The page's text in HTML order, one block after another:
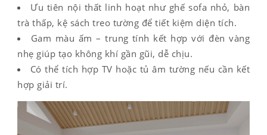
Ưu tiên nội thất linh hoạt như ghế sofa nhỏ, bàn
trà thấp, kệ sách treo tường để tiết kiệm diện tích.
Gam màu ấm – trung tính kết hợp với đèn vàng
nhẹ giúp tạo không khí gần gũi, dễ chịu.
Có thể tích hợp TV hoặc tủ âm tường nếu cần kết
hợp giải trí.